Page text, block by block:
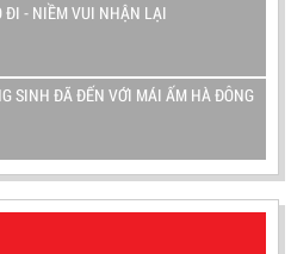
ĐI - NIỀM VUI NHẬN LẠI
SINH ĐÃ ĐẾN VỚI MÁI ẤM HÀ ĐÔNG